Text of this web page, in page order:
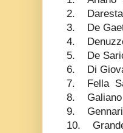
2.
3. De
4.
5. De
6. Di
7. Fella
8. Galiano
9.
10.